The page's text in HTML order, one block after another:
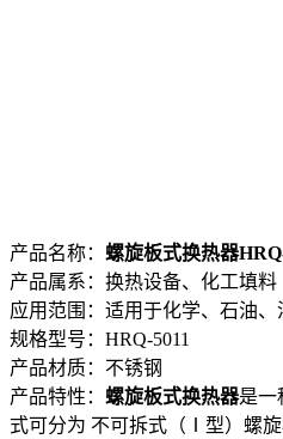
产品名称： 螺旋板式换热器
产品属系：换热设备、化工填料
应用范围：适用于化学、石油
规格型号：HRQ-5011
产品材质：不锈钢
产品特性： 螺旋板式换热器是一
式可分为 不可拆式（Ⅰ型）螺